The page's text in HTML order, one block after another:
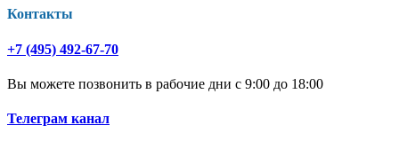
Контакты
+7 (495) 492-67-70
Вы можете позвонить в рабочие дни с 9:00 до 18:00
Телеграм канал